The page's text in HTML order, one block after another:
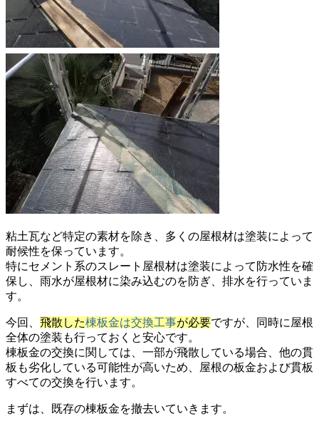
粘土瓦など特定の素材を除き、多くの屋根材は塗装によって
耐候性を保っています。
特にセメント系のスレート屋根材は塗装によって防水性を確
保し、雨水が屋根材に染み込むのを防ぎ、排水を行っていま
す。
今回、 飛散した棟板金は交換工事が必要ですが、同時に屋根
全体の塗装も行っておくと安心です。
棟板金の交換に関しては、一部が飛散している場合、他の貫
板も劣化している可能性が高いため、屋根の板金および貫板
すべての交換を行います。
まずは、既存の棟板金を撤去いていきます。